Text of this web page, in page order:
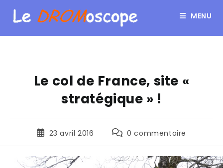
MENU
Le col de France, site «
stratégique » !
23 avril 2016 0 commentaire